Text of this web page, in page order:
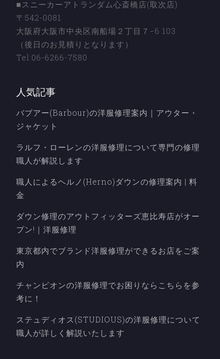
■スニーカーアトランダム心斎橋店(取次店)
〒542-0081
大阪府大阪市中央区南船場２丁目７−6 103
（後日のお見積りとなります）
Tel:06-6266-7580
人気記事
バブアー(Barbour)の洋服修理案内｜アウター・
ジャケット
ラルフ・ローレンの洋服修理について専門の修理
職人が解説します
職人によるヘルノ(Herno)ダウンの修理案内 | 料
金
ダウン修理のアウトフィッターズ恵比寿店がオー
プン!｜洋服修理
東京都内でブランド洋服修理ができるお店をご案
内
チャンピオンの洋服修理でお困りならこちらを参
考に！
ステュディオス(STUDIOUS)の洋服修理について
職人が詳しく解説いたします